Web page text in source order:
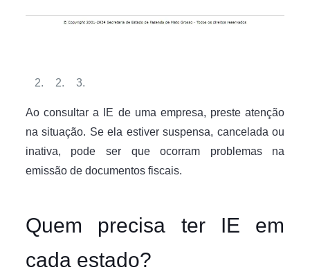
Ao consultar a IE de uma empresa, preste atenção
na situação. Se ela estiver suspensa, cancelada ou
inativa, pode ser que ocorram problemas na
emissão de documentos fiscais.
Quem precisa ter IE em
cada estado?